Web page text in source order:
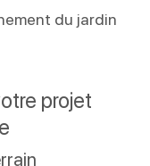
du jardin
projet